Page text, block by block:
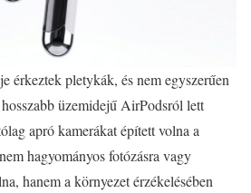
érkeztek pletykák, és nem egyszerűen
üzemidejű AirPodsról lett
apró kamerákat épített volna a
hagyományos fotózásra vagy
hanem a környezet érzékelésében